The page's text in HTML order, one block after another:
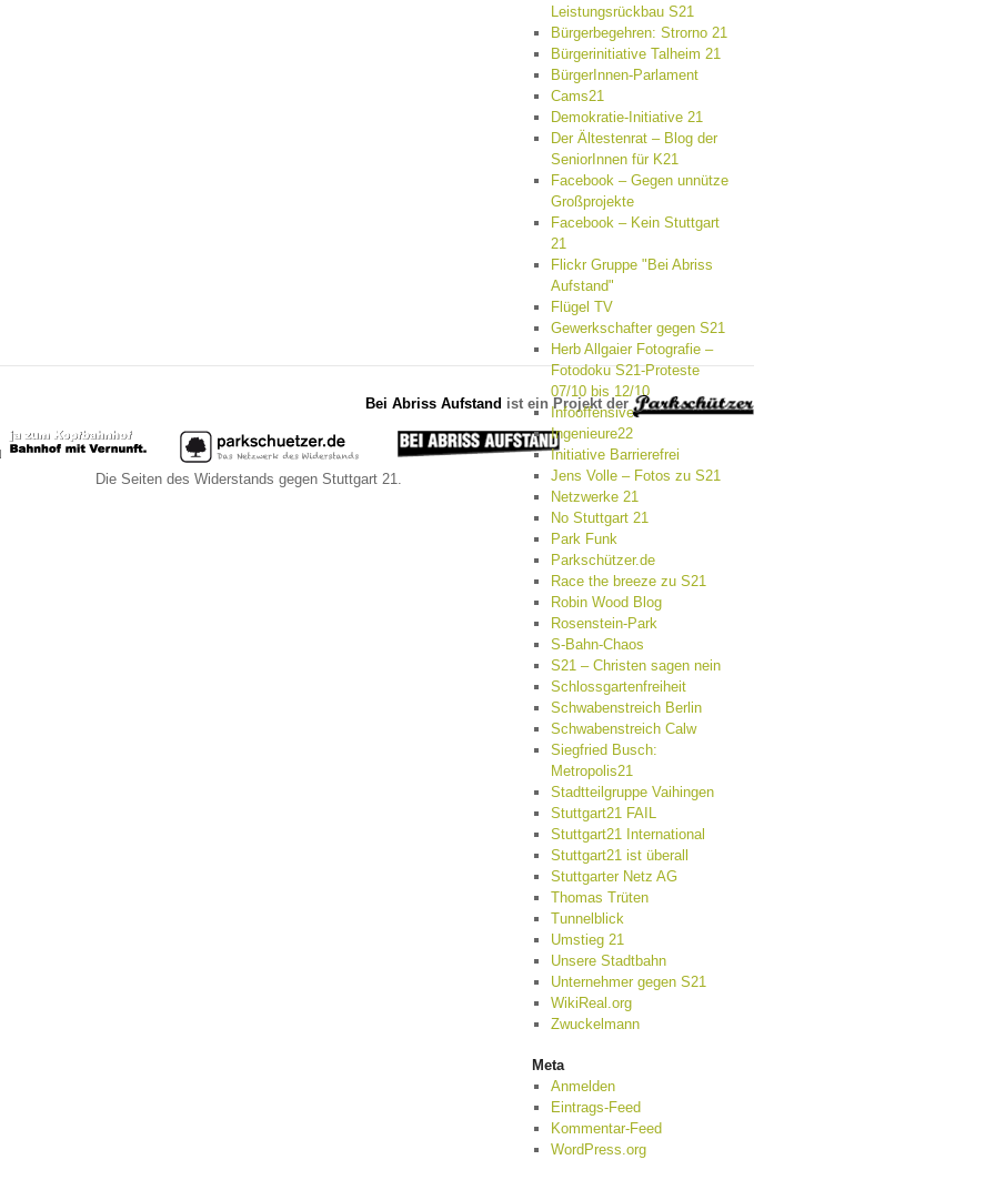
Leistungsrückbau S21
Bürgerbegehren: Strorno 21
Bürgerinitiative Talheim 21
BürgerInnen-Parlament
Cams21
Demokratie-Initiative 21
Der Ältestenrat – Blog der
SeniorInnen für K21
Facebook – Gegen unnütze
Großprojekte
Facebook – Kein Stuttgart
21
Flickr Gruppe "Bei Abriss
Aufstand"
Flügel TV
Gewerkschafter gegen S21
Herb Allgaier Fotografie –
Fotodoku S21-Proteste
07/10 bis 12/10
Infooffensive
Ingenieure22
Initiative Barrierefrei
Jens Volle – Fotos zu S21
Netzwerke 21
No Stuttgart 21
Park Funk
Parkschützer.de
Race the breeze zu S21
Robin Wood Blog
Rosenstein-Park
S-Bahn-Chaos
S21 – Christen sagen nein
Schlossgartenfreiheit
Schwabenstreich Berlin
Schwabenstreich Calw
Siegfried Busch:
Metropolis21
Stadtteilgruppe Vaihingen
Stuttgart21 FAIL
Stuttgart21 International
Stuttgart21 ist überall
Stuttgarter Netz AG
Thomas Trüten
Tunnelblick
Umstieg 21
Unsere Stadtbahn
Unternehmer gegen S21
WikiReal.org
Zwuckelmann
Meta
Anmelden
Eintrags-Feed
Kommentar-Feed
WordPress.org
Bei Abriss Aufstand ist ein Projekt der
Die Seiten des Widerstands gegen Stuttgart 21.